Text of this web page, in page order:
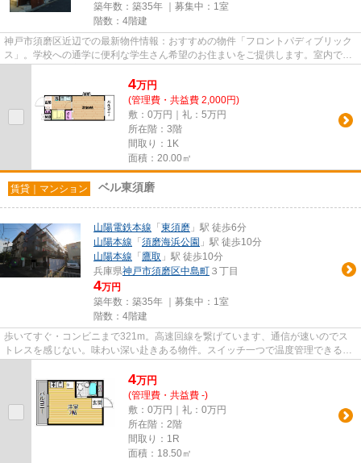
築年数：築35年 ｜募集中： 1室
階数：4階建
神戸市須磨区近辺での最新物件情報：おすすめの物件「フロントパディブリック
ス」。学校への通学に便利な学生さん希望のお住まいをご提供します。室内で洗
4万円
(管理費・共益費 2,000円)
敷：0万円｜礼：5万円
所在階：3階
間取り：1K
面積：20.00㎡
賃貸｜マンション ベル東須磨
山陽電鉄本線 「 東須磨 」駅 徒歩6分
山陽本線 「 須磨海浜公園 」駅 徒歩10分
山陽本線 「 鷹取 」駅 徒歩10分
兵庫県神戸市須磨区中島町 ３丁目
4万円
築年数：築35年 ｜募集中： 1室
階数：4階建
歩いてすぐ・コンビニまで321m。高速回線を繋げています、通信が速いのでス
トレスを感じない。味わい深い赴きある物件。スイッチ一つで温度管理できるエ
4万円
(管理費・共益費 -)
敷：0万円｜礼：0万円
所在階：2階
間取り：1R
面積：18.50㎡